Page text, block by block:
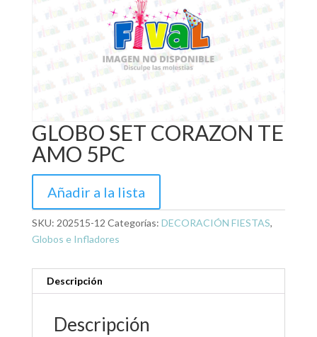
GLOBO SET CORAZON TE
AMO 5PC
Añadir a la lista
SKU: 202515-12 Categorías: DECORACIÓN FIESTAS,
Globos e Infladores
Descripción
Descripción